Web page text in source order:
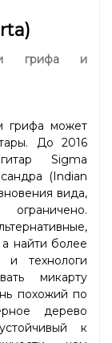
грифа и
грифа может
До 2016
Sigma
(Indian
вида,
найти более
и технологи
микарту
похожий по
дерево
к